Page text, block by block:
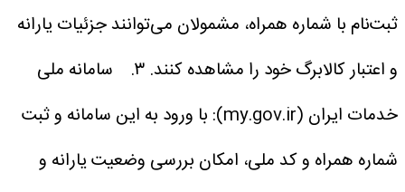
ثبت‌نام با شماره همراه، مشمولان می‌توانند جزئیات یارانه
و اعتبار کالابرگ خود را مشاهده کنند. ۳. سامانه ملی
خدمات ایران (my.gov.ir):
با ورود به این سامانه و ثبت
شماره همراه و کد ملی، امکان بررسی وضعیت یارانه و